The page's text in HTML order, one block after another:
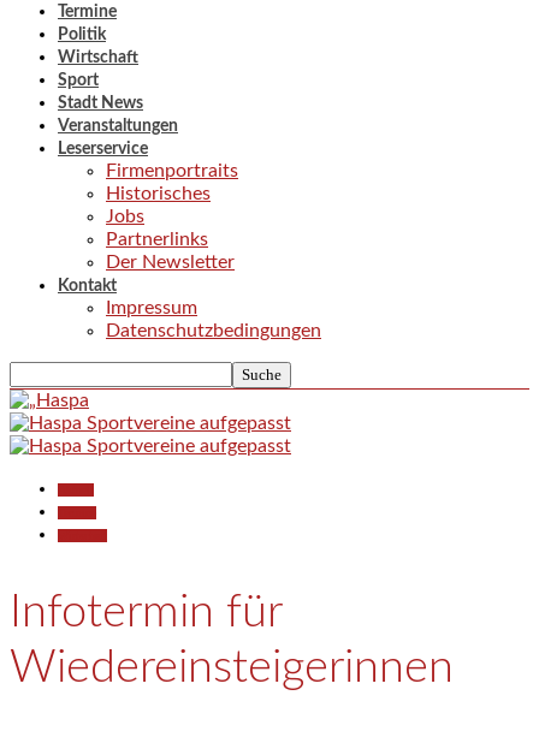
Termine
Politik
Wirtschaft
Sport
Stadt News
Veranstaltungen
Leserservice
Firmenportraits
Historisches
Jobs
Partnerlinks
Der Newsletter
Kontakt
Impressum
Datenschutzbedingungen
Infotermin für
Wiedereinsteigerinnen